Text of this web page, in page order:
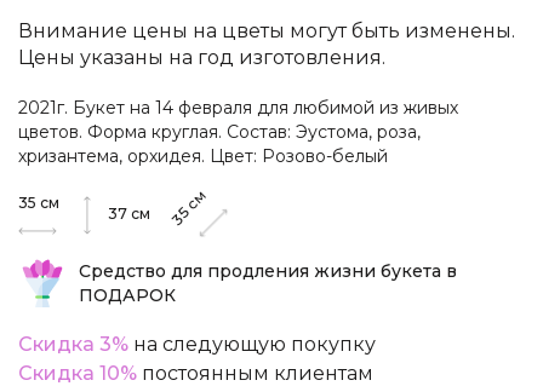
Внимание цены на цветы могут быть изменены.
Цены указаны на год изготовления.
2021г. Букет на 14 февраля для любимой из живых
цветов. Форма круглая. Состав: Эустома, роза,
хризантема, орхидея. Цвет: Розово-белый
35 см
37 см 35см
Средство для продления жизни букета в
ПОДАРОК
Скидка 3% на следующую покупку
Скидка 10% постоянным клиентам